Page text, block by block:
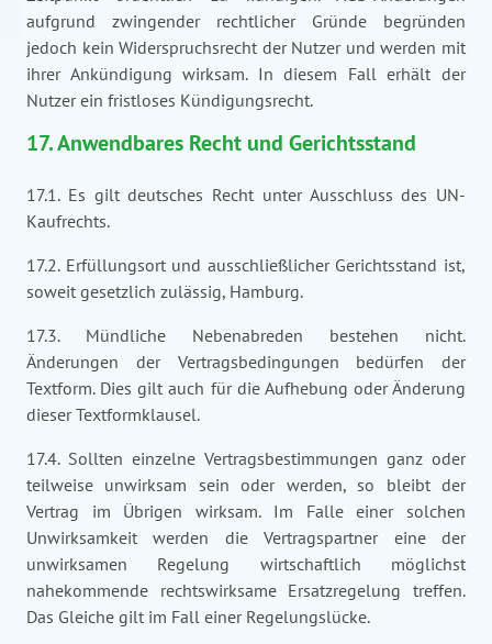
aufgrund zwingender rechtlicher Gründe begründen
jedoch kein Widerspruchsrecht der Nutzer und werden mit
ihrer Ankündigung wirksam. In diesem Fall erhält der
Nutzer ein fristloses Kündigungsrecht.
17. Anwendbares Recht und Gerichtsstand
17.1. Es gilt deutsches Recht unter Ausschluss des UN-
Kaufrechts.
17.2. Erfüllungsort und ausschließlicher Gerichtsstand ist,
soweit gesetzlich zulässig, Hamburg.
17.3. Mündliche Nebenabreden bestehen nicht.
Änderungen der Vertragsbedingungen bedürfen der
Textform. Dies gilt auch für die Aufhebung oder Änderung
dieser Textformklausel.
17.4. Sollten einzelne Vertragsbestimmungen ganz oder
teilweise unwirksam sein oder werden, so bleibt der
Vertrag im Übrigen wirksam. Im Falle einer solchen
Unwirksamkeit werden die Vertragspartner eine der
unwirksamen Regelung wirtschaftlich möglichst
nahekommende rechtswirksame Ersatzregelung treffen.
Das Gleiche gilt im Fall einer Regelungslücke.